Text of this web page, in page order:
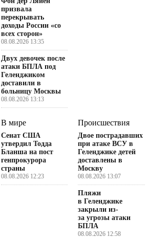
призвала
перекрывать
доходы России «со
всех сторон»
08.08.2026 13:35
Двух девочек после
атаки БПЛА под
Геленджиком
доставили в
больницу Москвы
08.08.2026 13:13
В мире
Сенат США
утвердил Тодда
Бланша на пост
генпрокурора
страны
08.08.2026 12:23
Происшествия
Двое пострадавших
при атаке ВСУ в
Геленджике детей
доставлены в
Москву
08.08.2026 13:07
Пляжи
в Геленджике
закрыли из-
за угрозы атаки
БПЛА
08.08.2026 12:58